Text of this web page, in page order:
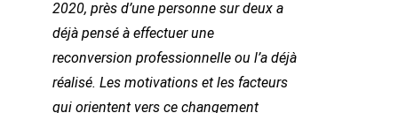
2020, près d’une personne sur deux a
déjà pensé à effectuer une
reconversion professionnelle ou l’a déjà
réalisé. Les motivations et les facteurs
qui orientent vers ce changement